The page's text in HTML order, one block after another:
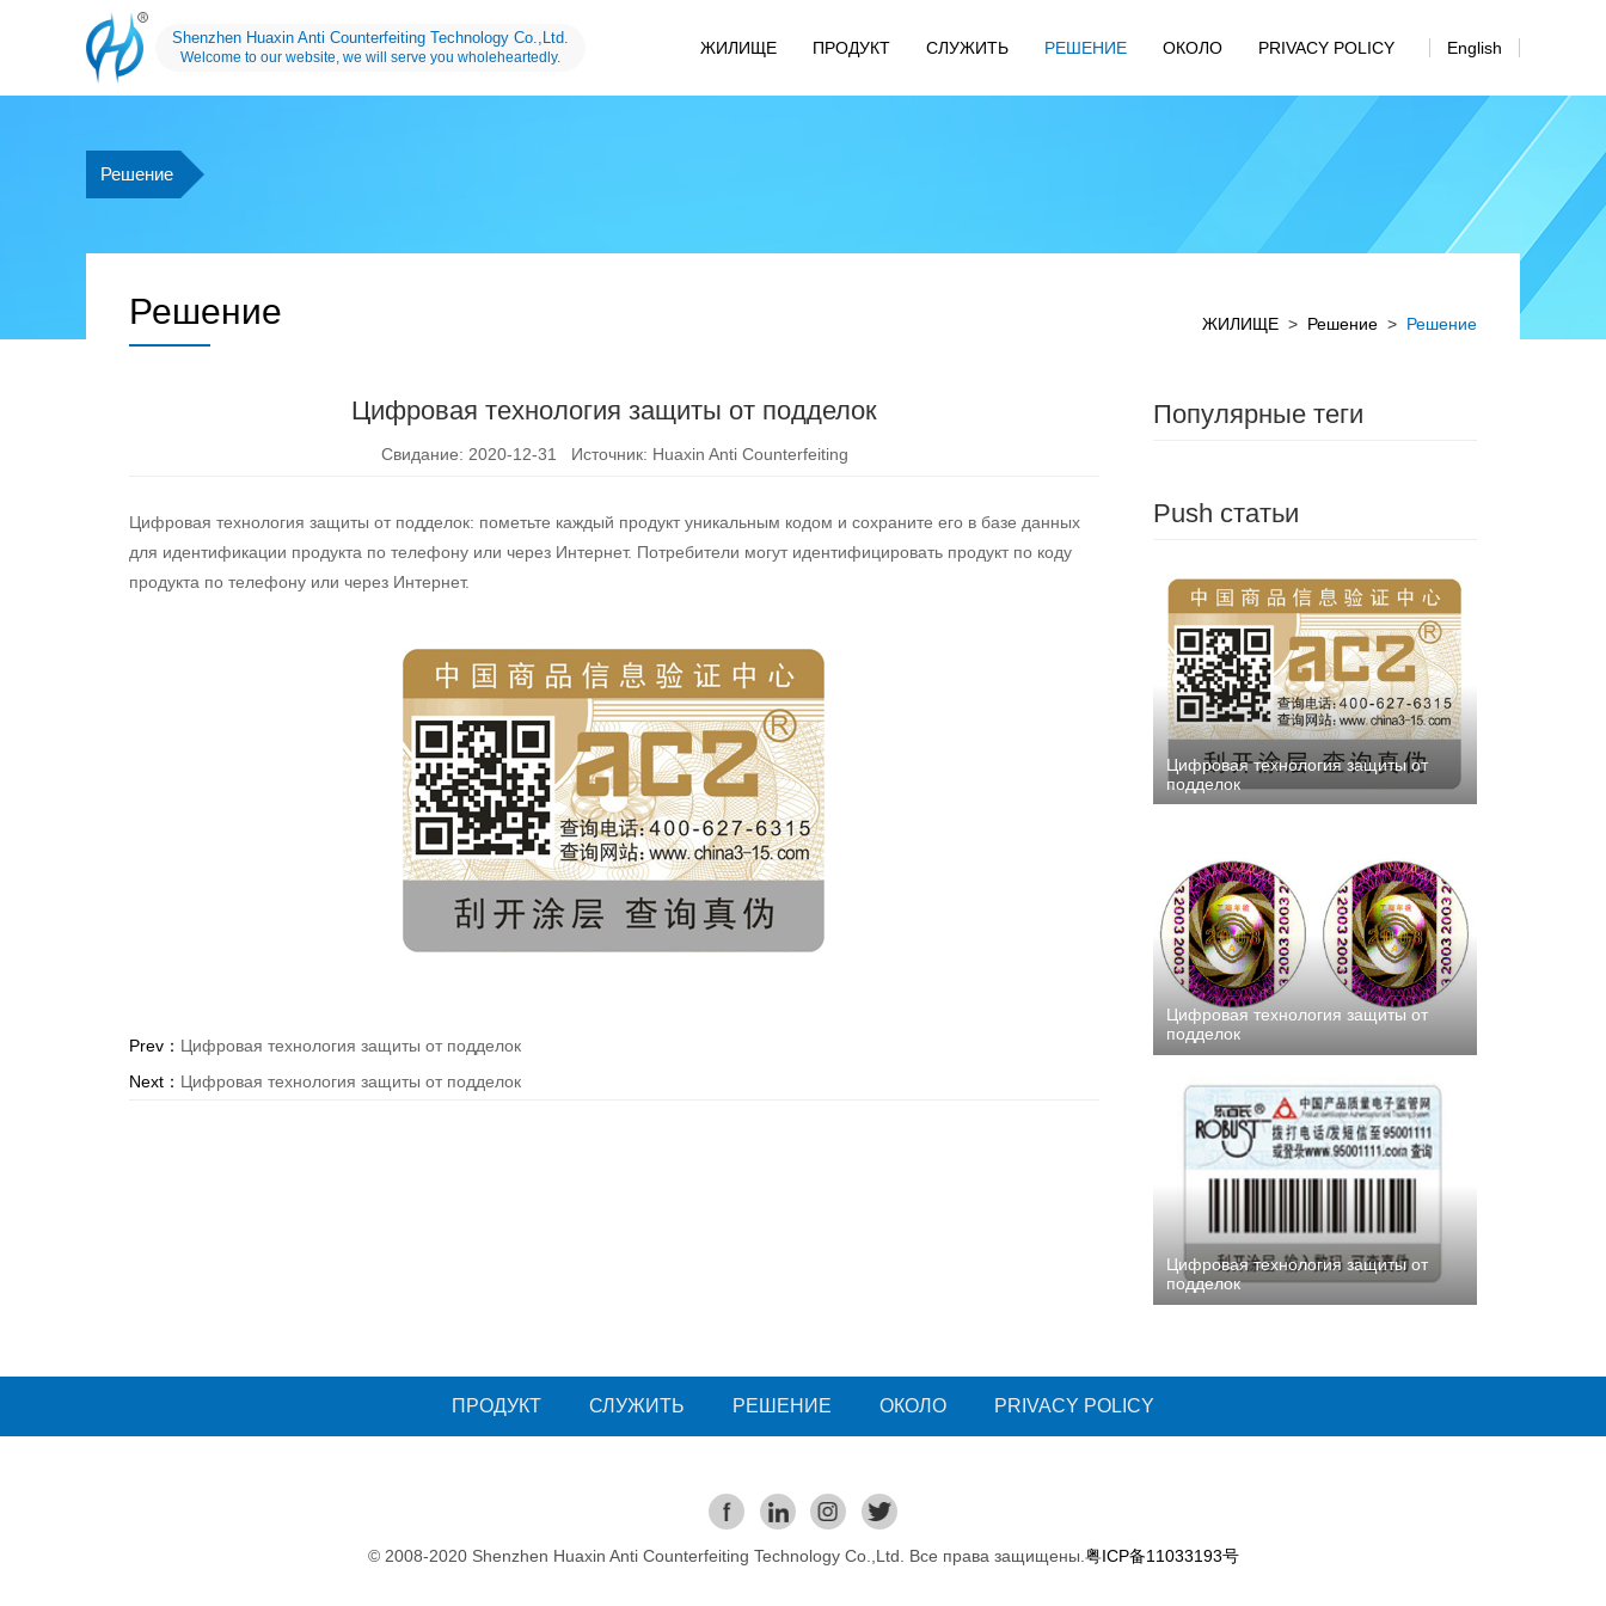
Shenzhen Huaxin Anti Counterfeiting Technology Co.,Ltd.
Welcome to our website, we will serve you wholeheartedly. English
ЖИЛИЩЕ ПРОДУКТ СЛУЖИТЬ РЕШЕНИЕ ОКОЛО PRIVACY POLICY
Решение
Решение ЖИЛИЩЕ > Решение > Решение
Цифровая технология защиты от подделок
Свидание: 2020-12-31 Источник: Huaxin Anti Counterfeiting
Цифровая технология защиты от подделок: пометьте каждый продукт уникальным кодом и сохраните его в базе данных
для идентификации продукта по телефону или через Интернет. Потребители могут идентифицировать продукт по коду
продукта по телефону или через Интернет.
Prev： Цифровая технология защиты от подделок
Next： Цифровая технология защиты от подделок
Популярные теги
Push статьи
Цифровая технология защиты от
подделок
Цифровая технология защиты от
подделок
Цифровая технология защиты от
подделок
ПРОДУКТ СЛУЖИТЬ РЕШЕНИЕ ОКОЛО PRIVACY POLICY
© 2008-2020 Shenzhen Huaxin Anti Counterfeiting Technology Co.,Ltd. Все права защищены. 粤ICP备11033193号